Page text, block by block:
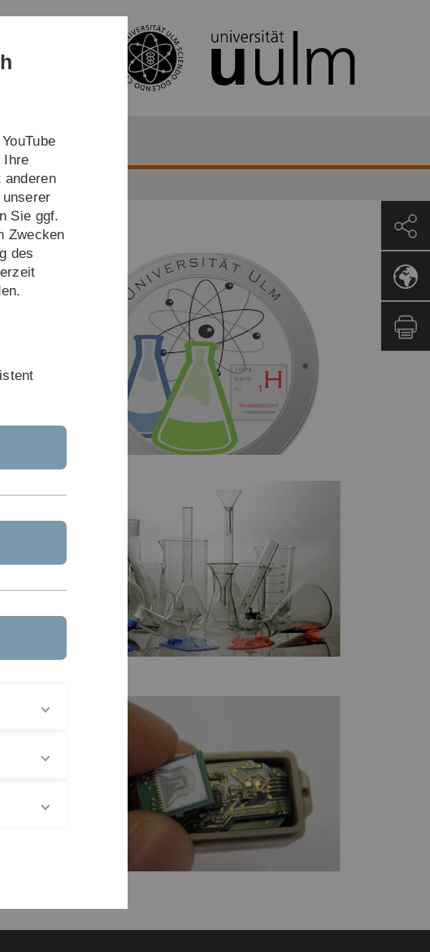
Ihre
anderen
Sie ggf.
Zwecken
des